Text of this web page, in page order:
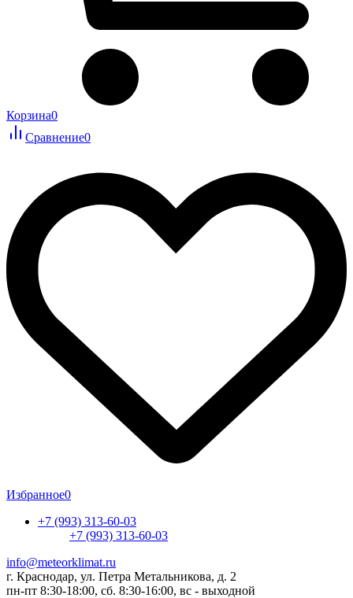
Корзина0
Сравнение0
Избранное0
+7 (993) 313-60-03
+7 (993) 313-60-03
info@meteorklimat.ru
г. Краснодар, ул. Петра Метальникова, д. 2
пн-пт 8:30-18:00, сб. 8:30-16:00, вс - выходной